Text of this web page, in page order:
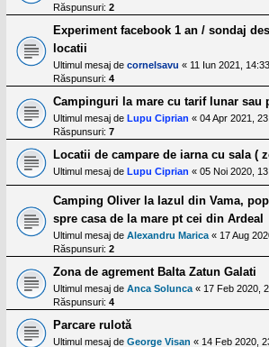
Răspunsuri: 2
Experiment facebook 1 an / sondaj
locatii
Ultimul mesaj de cornelsavu « 11 Iun 2021, 14:33
Răspunsuri: 4
Campinguri la mare cu tarif lunar sau
Ultimul mesaj de Lupu Ciprian « 04 Apr 2021,
Răspunsuri: 7
Locatii de campare de iarna cu sala (
Ultimul mesaj de Lupu Ciprian « 05 Noi 2020,
Camping Oliver la Iazul din Vama,
spre casa de la mare pt cei din Ardeal
Ultimul mesaj de Alexandru Marica « 17 Aug
Răspunsuri: 2
Zona de agrement Balta Zatun Galati
Ultimul mesaj de Anca Solunca « 17 Feb 2020,
Răspunsuri: 4
Parcare rulotă
Ultimul mesaj de George Visan « 14 Feb 2020,